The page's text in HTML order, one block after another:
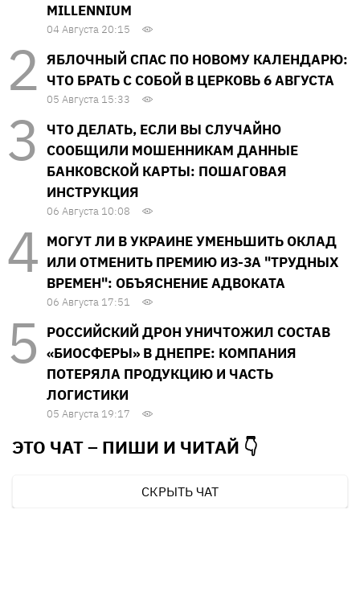
MILLENNIUM
04 Августа 20:15
ЯБЛОЧНЫЙ СПАС ПО НОВОМУ КАЛЕНДАРЮ:
ЧТО БРАТЬ С СОБОЙ В ЦЕРКОВЬ 6 АВГУСТА
05 Августа 15:33
ЧТО ДЕЛАТЬ, ЕСЛИ ВЫ СЛУЧАЙНО
СООБЩИЛИ МОШЕННИКАМ ДАННЫЕ
БАНКОВСКОЙ КАРТЫ: ПОШАГОВАЯ
ИНСТРУКЦИЯ
06 Августа 10:08
МОГУТ ЛИ В УКРАИНЕ УМЕНЬШИТЬ ОКЛАД
ИЛИ ОТМЕНИТЬ ПРЕМИЮ ИЗ-ЗА "ТРУДНЫХ
ВРЕМЕН": ОБЪЯСНЕНИЕ АДВОКАТА
06 Августа 17:51
РОССИЙСКИЙ ДРОН УНИЧТОЖИЛ СОСТАВ
«БИОСФЕРЫ» В ДНЕПРЕ: КОМПАНИЯ
ПОТЕРЯЛА ПРОДУКЦИЮ И ЧАСТЬ
ЛОГИСТИКИ
05 Августа 19:17
ЭТО ЧАТ – ПИШИ И ЧИТАЙ 👇
СКРЫТЬ ЧАТ